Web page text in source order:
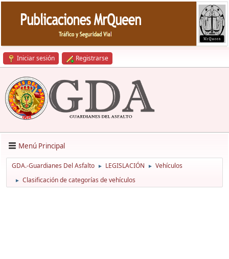
Iniciar sesión Registrarse
Menú Principal
GDA.-Guardianes Del Asfalto ► LEGISLACIÓN ► Vehículos
► Clasificación de categorías de vehículos